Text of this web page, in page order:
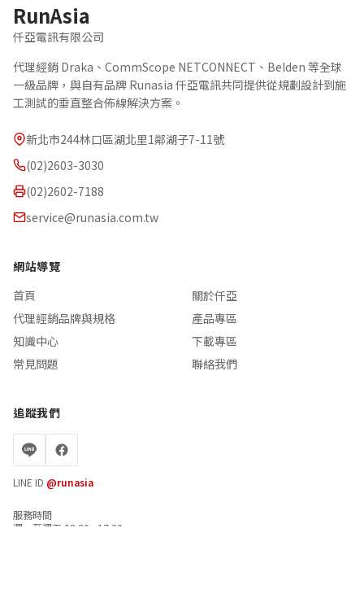
RunAsia
仟亞電訊有限公司
代理經銷 Draka、CommScope NETCONNECT、Belden 等全球
一級品牌，與自有品牌 Runasia 仟亞電訊共同提供從規劃設計到施
工測試的垂直整合佈線解決方案。
新北市244林口區湖北里1鄰湖子7-11號
(02)2603-3030
(02)2602-7188
service@runasia.com.tw
網站導覽
首頁
關於仟亞
代理經銷品牌與規格
產品專區
知識中心
下載專區
常見問題
聯絡我們
追蹤我們
LINE ID @runasia
服務時間
週一至週五 08:30 - 17:30